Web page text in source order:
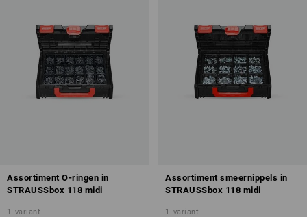
Assortiment O-ringen in
STRAUSSbox 118 midi
1 variant
Assortiment smeernippels in
STRAUSSbox 118 midi
1 variant